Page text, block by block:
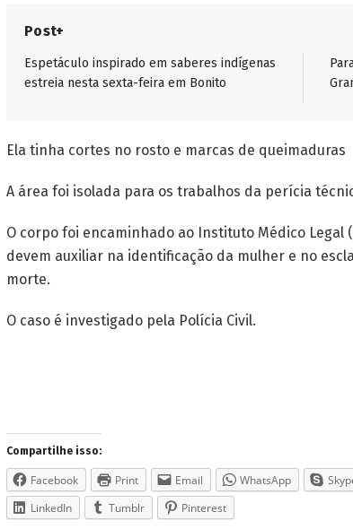
Post+
Espetáculo inspirado em saberes indígenas
estreia nesta sexta-feira em Bonito
Ela tinha cortes no rosto e marcas de queimaduras
A área foi isolada para os trabalhos da perícia
O corpo foi encaminhado ao Instituto Médico Legal
devem auxiliar na identificação da mulher e no
morte.
O caso é investigado pela Polícia Civil.
Compartilhe isso:
Facebook Print Email WhatsApp
LinkedIn
Tumblr Pinterest